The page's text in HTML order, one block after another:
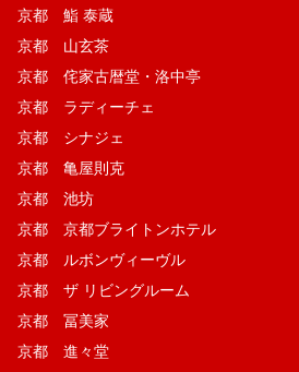
京都 鮨 泰蔵
京都 山玄茶
京都 侘家古暦堂・洛中亭
京都 ラディーチェ
京都 シナジェ
京都 亀屋則克
京都 池坊
京都 京都ブライトンホテル
京都 ルボンヴィーヴル
京都 ザ リビングルーム
京都 冨美家
京都 進々堂